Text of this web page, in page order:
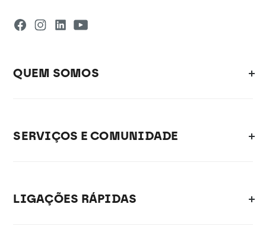
QUEM SOMOS
SERVIÇOS E COMUNIDADE
LIGAÇÕES RÁPIDAS